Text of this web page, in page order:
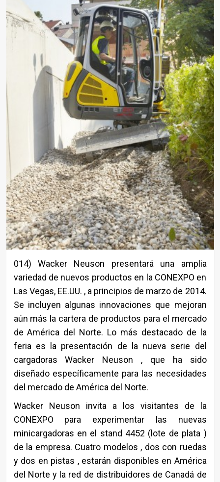
014) Wacker Neuson presentará una amplia
variedad de nuevos productos en la CONEXPO en
Las Vegas, EE.UU. , a principios de marzo de 2014.
Se incluyen algunas innovaciones que mejoran
aún más la cartera de productos para el mercado
de América del Norte. Lo más destacado de la
feria es la presentación de la nueva serie del
cargadoras Wacker Neuson , que ha sido
diseñado específicamente para las necesidades
del mercado de América del Norte.
Wacker Neuson invita a los visitantes de la
CONEXPO para experimentar las nuevas
minicargadoras en el stand 4452 (lote de plata )
de la empresa. Cuatro modelos , dos con ruedas
y dos en pistas , estarán disponibles en América
del Norte y la red de distribuidores de Canadá de